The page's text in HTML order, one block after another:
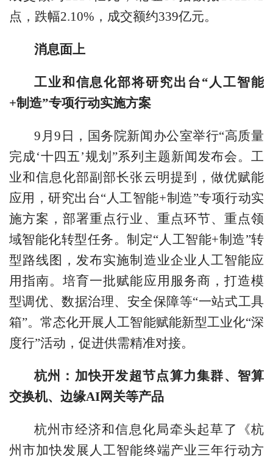
点，跌幅2.10%，成交额约339亿元。
消息面上
工业和信息化部将研究出台“人工智能
+制造”专项行动实施方案
9月9日，国务院新闻办公室举行“高质量
完成‘十四五’规划”系列主题新闻发布会。工
业和信息化部副部长张云明提到，做优赋能
应用，研究出台“人工智能+制造”专项行动实
施方案，部署重点行业、重点环节、重点领
域智能化转型任务。制定“人工智能+制造”转
型路线图，发布实施制造业企业人工智能应
用指南。培育一批赋能应用服务商，打造模
型调优、数据治理、安全保障等“一站式工具
箱”。常态化开展人工智能赋能新型工业化“深
度行”活动，促进供需精准对接。
杭州：加快开发超节点算力集群、智算
交换机、边缘AI网关等产品
杭州市经济和信息化局牵头起草了《杭
州市加快发展人工智能终端产业三年行动方